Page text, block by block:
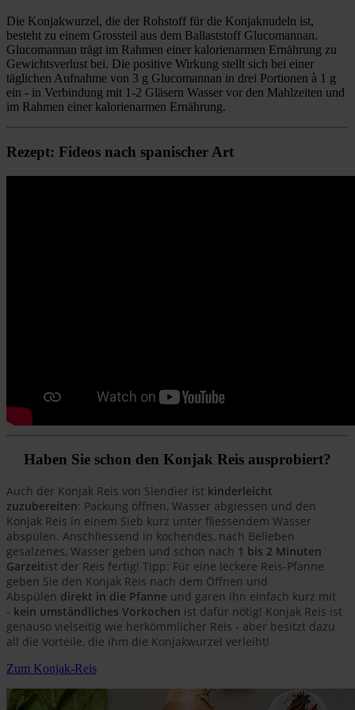
Die Konjakwurzel, die der Rohstoff für die Konjaknudeln ist,
besteht zu einem Grossteil aus dem Ballaststoff Glucomannan.
Glucomannan trägt im Rahmen einer kalorienarmen Ernährung zu
Gewichtsverlust bei. Die positive Wirkung stellt sich bei einer
täglichen Aufnahme von 3 g Glucomannan in drei Portionen à 1 g
ein - in Verbindung mit 1-2 Gläsern Wasser vor den Mahlzeiten und
im Rahmen einer kalorienarmen Ernährung.
Rezept: Fideos nach spanischer Art
Haben Sie schon den Konjak Reis ausprobiert?
Auch der Konjak Reis von Slendier ist kinderleicht
zuzubereiten: Packung öffnen, Wasser abgiessen und den
Konjak Reis in einem Sieb kurz unter fliessendem Wasser
abspülen. Anschliessend in kochendes, nach Belieben
gesalzenes, Wasser geben und schon nach 1 bis 2 Minuten
Garzeitist der Reis fertig! Tipp: Für eine leckere Reis-Pfanne
geben Sie den Konjak Reis nach dem Öffnen und
Abspülen direkt in die Pfanne und garen ihn einfach kurz mit
- kein umständliches Vorkochen ist dafür nötig! Konjak Reis ist
genauso vielseitig wie herkömmlicher Reis - aber besitzt dazu
all die Vorteile, die ihm die Konjakwurzel verleiht!
Zum Konjak-Reis